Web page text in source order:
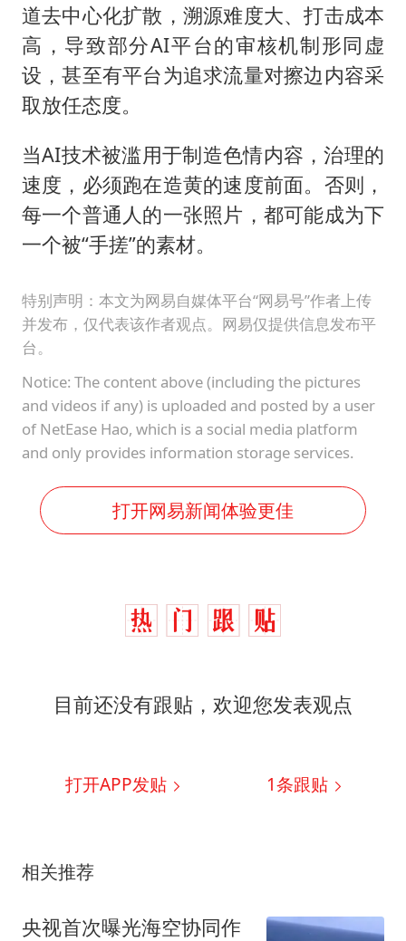
道去中心化扩散，溯源难度大、打击成本
高，导致部分AI平台的审核机制形同虚
设，甚至有平台为追求流量对擦边内容采
取放任态度。
当AI技术被滥用于制造色情内容，治理的
速度，必须跑在造黄的速度前面。否则，
每一个普通人的一张照片，都可能成为下
一个被“手搓”的素材。
特别声明：本文为网易自媒体平台“网易号”作者上传
并发布，仅代表该作者观点。网易仅提供信息发布平
台。
Notice: The content above (including the pictures
and videos if any) is uploaded and posted by a user
of NetEase Hao, which is a social media platform
and only provides information storage services.
打开网易新闻体验更佳
目前还没有跟贴，欢迎您发表观点
打开APP发贴 1条跟贴
相关推荐
央视首次曝光海空协同作